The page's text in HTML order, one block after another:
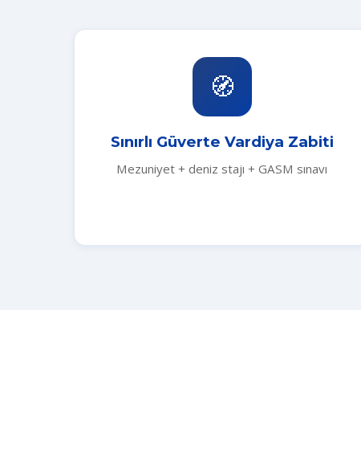
🧭
Sınırlı Güverte Vardiya Zabiti
Mezuniyet + deniz stajı + GASM sınavı